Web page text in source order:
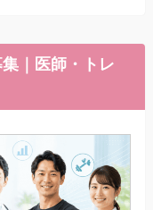
｜医師・トレ